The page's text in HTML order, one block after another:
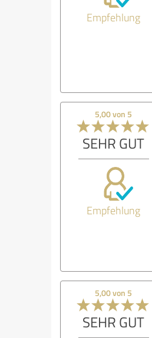
Empfehlung
5,00 von 5
SEHR GUT
Empfehlung
5,00 von 5
SEHR GUT